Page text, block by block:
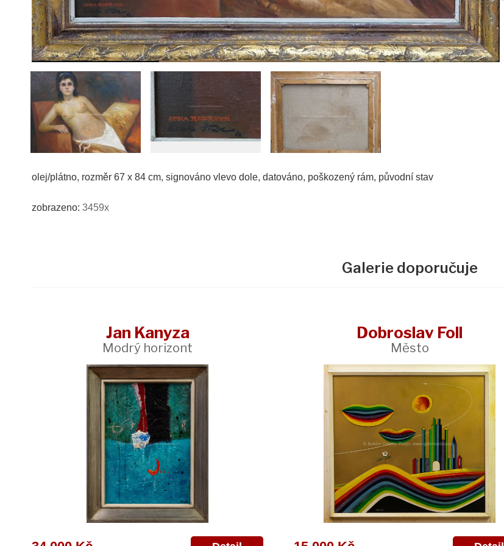
olej/plátno, rozměr 67 x 84 cm, signováno vlevo dole, datováno, poškozený rám, původní stav
zobrazeno: 3459x
Galerie doporučuje
Jan Kanyza
Modrý horizont
Dobroslav Foll
Město